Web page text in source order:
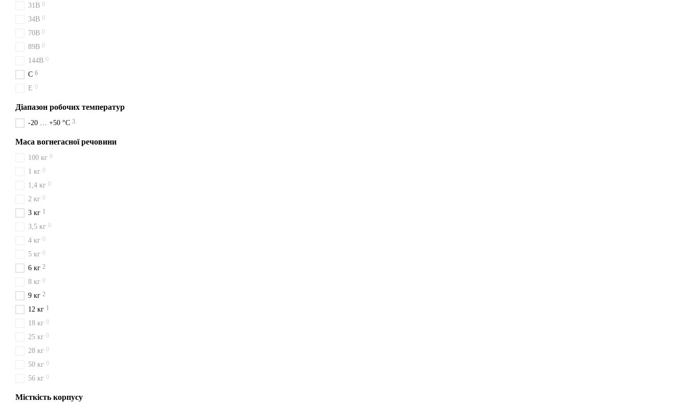
31B 0
34B 0
70B 0
89B 0
144B 0
C 6
E 0
Діапазон робочих температур
-20 … +50 °C 3
Маса вогнегасної речовини
100 кг 0
1 кг 0
1,4 кг 0
2 кг 0
3 кг 1
3,5 кг 0
4 кг 0
5 кг 0
6 кг 2
8 кг 0
9 кг 2
12 кг 1
18 кг 0
25 кг 0
28 кг 0
50 кг 0
56 кг 0
Місткість корпусу